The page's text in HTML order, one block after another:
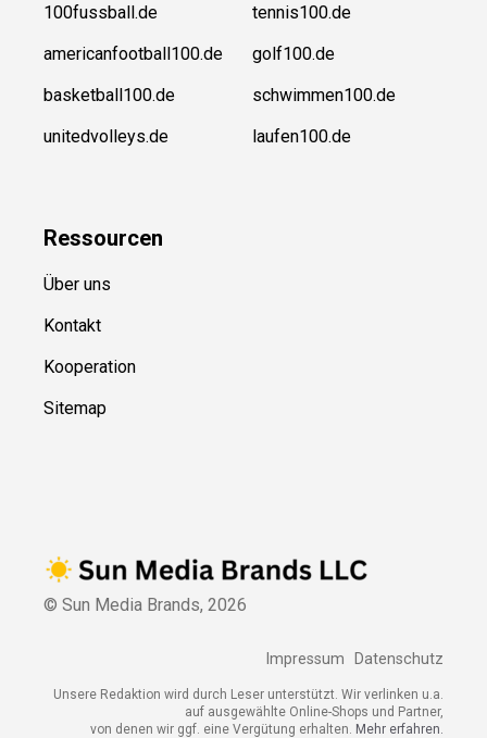
100fussball.de
americanfootball100.de
basketball100.de
unitedvolleys.de
tennis100.de
golf100.de
schwimmen100.de
laufen100.de
Ressourcen
Über uns
Kontakt
Kooperation
Sitemap
© Sun Media Brands, 2026
Impressum Datenschutz
Unsere Redaktion wird durch Leser unterstützt. Wir verlinken u.a.
auf ausgewählte Online-Shops und Partner,
von denen wir ggf. eine Vergütung erhalten. Mehr erfahren.